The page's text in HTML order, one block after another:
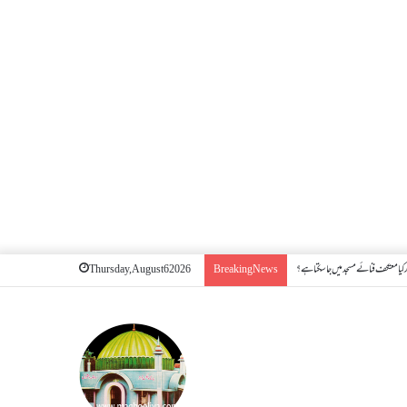
Thursday, August 6 2026 Breaking News معتکف فنائے مسجد میں جا سکتا ہے؟